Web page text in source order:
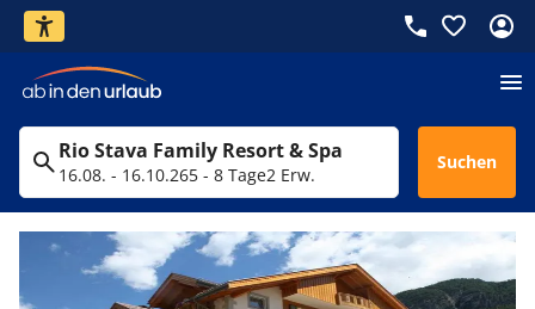
Rio Stava Family Resort & Spa
16.08. - 16.10.265 - 8 Tage2 Erw.
Suchen